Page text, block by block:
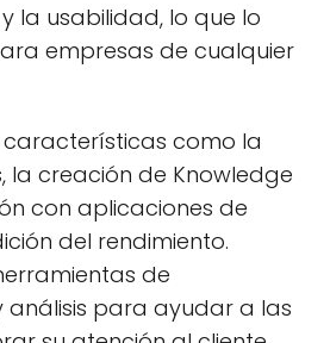
la usabilidad, lo que lo
empresas de cualquier
características como la
la creación de Knowledge
con aplicaciones de
del rendimiento.
de
para ayudar a las